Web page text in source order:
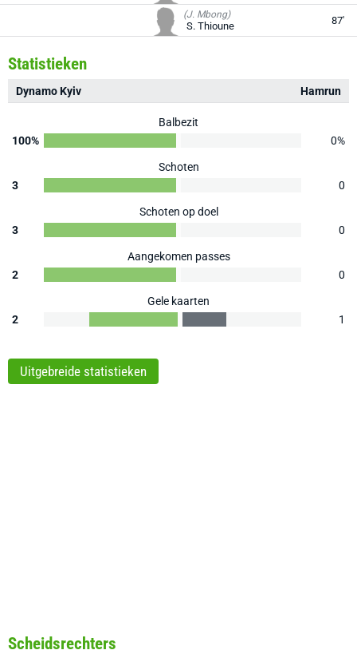
(J. Mbong)
S. Thioune 87'
Statistieken
Dynamo Kyiv Hamrun
Balbezit
100%
0%
Schoten
3
0
Schoten op doel
3
0
Aangekomen passes
2
0
Gele kaarten
2
1
Uitgebreide statistieken
Scheidsrechters